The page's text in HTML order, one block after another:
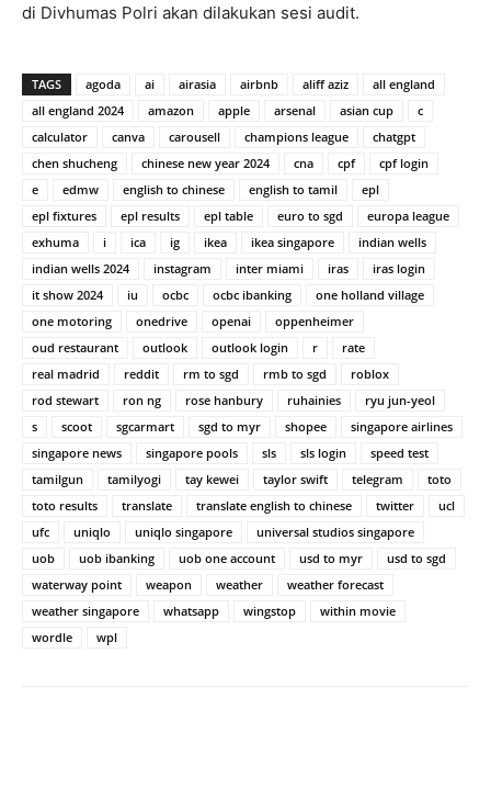
di Divhumas Polri akan dilakukan sesi audit.
TAGS agoda ai airasia airbnb aliff aziz
all england
all england 2024
amazon apple arsenal asian cup
c
calculator
canva carousell champions league
chatgpt
chen shucheng
chinese new year 2024 cna cpf
cpf login
e
edmw english to chinese english to tamil
epl
epl fixtures
epl results epl table euro to sgd
europa league
exhuma
i ica ig ikea ikea singapore
indian wells
indian wells 2024
instagram inter miami iras
iras login
it show 2024
iu ocbc ocbc ibanking
one holland village
one motoring
onedrive openai
oppenheimer
oud restaurant
outlook outlook login r
rate
real madrid
reddit rm to sgd rmb to sgd
roblox
rod stewart
ron ng rose hanbury ruhainies
ryu jun-yeol
s
scoot sgcarmart sgd to myr shopee
singapore airlines
singapore news
singapore pools sls sls login
speed test
tamilgun
tamilyogi tay kewei taylor swift telegram
toto
toto results
translate translate english to chinese twitter
ucl
ufc
uniqlo uniqlo singapore
universal studios singapore
uob
uob ibanking uob one account usd to myr
usd to sgd
waterway point
weapon weather
weather forecast
weather singapore
whatsapp wingstop
within movie
wordle
wpl